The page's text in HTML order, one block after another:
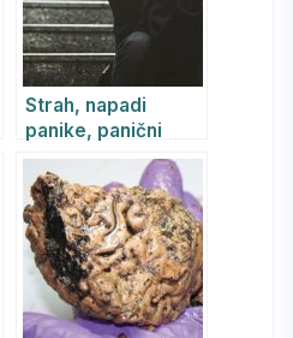
Strah, napadi
panike, panični
poremećaj i
agorafobija –
simptomi, uzroci i
lečenje –
psihoterapija